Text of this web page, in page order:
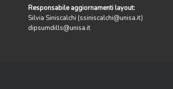
Responsabile aggiornamenti layout:
Silvia Siniscalchi (ssiniscalchi@unisa.it)
dipsumdills@unisa.it